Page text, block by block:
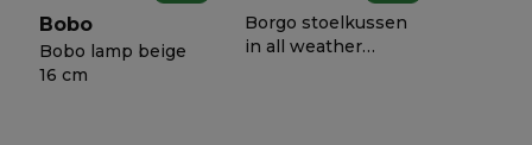
Bobo
Bobo lamp beige
16 cm
Borgo stoelkussen
in all weather